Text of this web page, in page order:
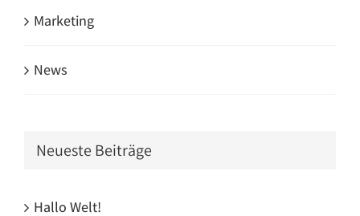
Marketing
News
Neueste Beiträge
Hallo Welt!